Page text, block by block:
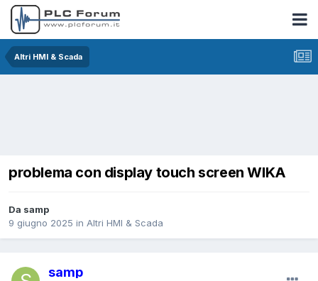
Altri HMI & Scada
problema con display touch screen WIKA
Da samp
9 giugno 2025 in Altri HMI & Scada
samp